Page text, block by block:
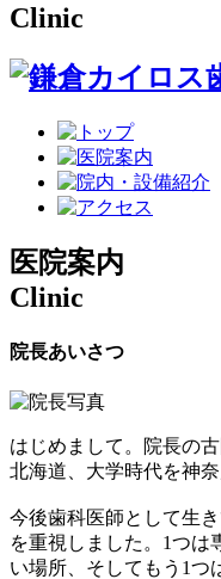
Clinic
医院案内
Clinic
院長あいさつ
はじめまして。院長の
北海道、大学時代を神
今後歯科医師として生
を重視しました。1つは
い場所、そしてもう1つ